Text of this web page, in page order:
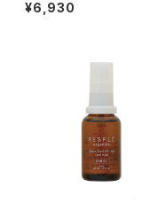
g
¥6,930